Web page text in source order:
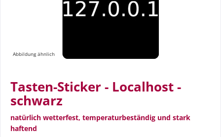
Abbildung ähnlich
Tasten-Sticker - Localhost -
schwarz
natürlich wetterfest, temperaturbeständig und stark
haftend